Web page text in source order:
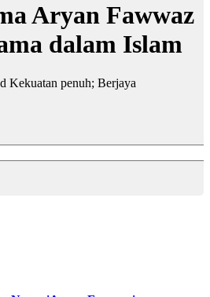
Aryan Fawwaz
dalam Islam
Kekuatan penuh; Berjaya